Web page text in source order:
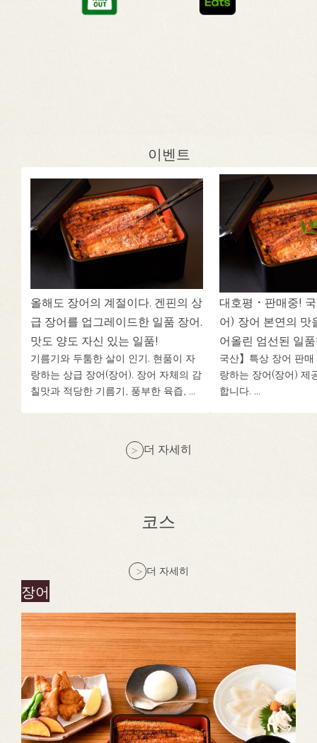
이벤트
올해도 장어의 계절이다. 겐핀의 상
급 장어를 업그레이드한 일품 장어.
맛도 양도 자신 있는 일품!
기름기와 두툼한 살이 인기. 현품이 자
랑하는 상급 장어(장어). 장어 자체의 감
칠맛과 적당한 기름기, 풍부한 육즙, ...
대호평・판매중!
어) 장어 본연의 맛
어올린 엄선된 일
국산】특상 장어 판
랑하는 장어(장어) 제
합니다. ...
더 자세히
코스
더 자세히
장어